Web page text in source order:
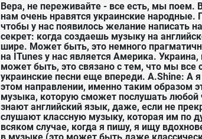
Вера, не переживайте - все есть, мы
нам очень нравятся украинские
чтобы у нас появилось желание написать
секрет: когда создаешь музыку на
шире. Может быть, это немного
на ITunes у нас является Америка.
может быть, это связано с тем, что мы
украинские песни еще впереди. A.Shine: А
этом направлении, именно таким образом
музыка, которую сможет послушать
знают английский язык, даже, если не
слушают классную музыку, которая им по
всяком случае, когда я пишу, я ищу